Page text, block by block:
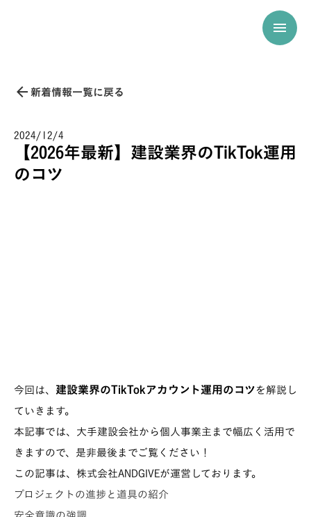
menu
arrow_back新着情報一覧に戻る
2024/12/4
【2026年最新】建設業界のTikTok運用
のコツ
今回は、 建設業界のTikTokアカウント運用のコツを解説し
ていきます。
本記事では、大手建設会社から個人事業主まで幅広く活用で
きますので、是非最後までご覧ください！
この記事は、株式会社ANDGIVEが運営しております。
プロジェクトの進捗と道具の紹介